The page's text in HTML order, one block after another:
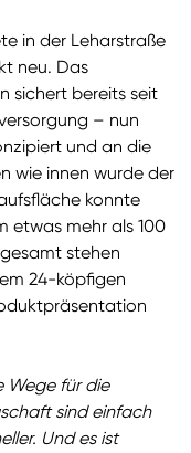
in der Leharstraße
neu. Das
sichert bereits seit
– nun
und an die
wie innen wurde der
konnte
etwas mehr als 100
stehen
24-köpfigen
Wege für die
sind einfach
Und es ist